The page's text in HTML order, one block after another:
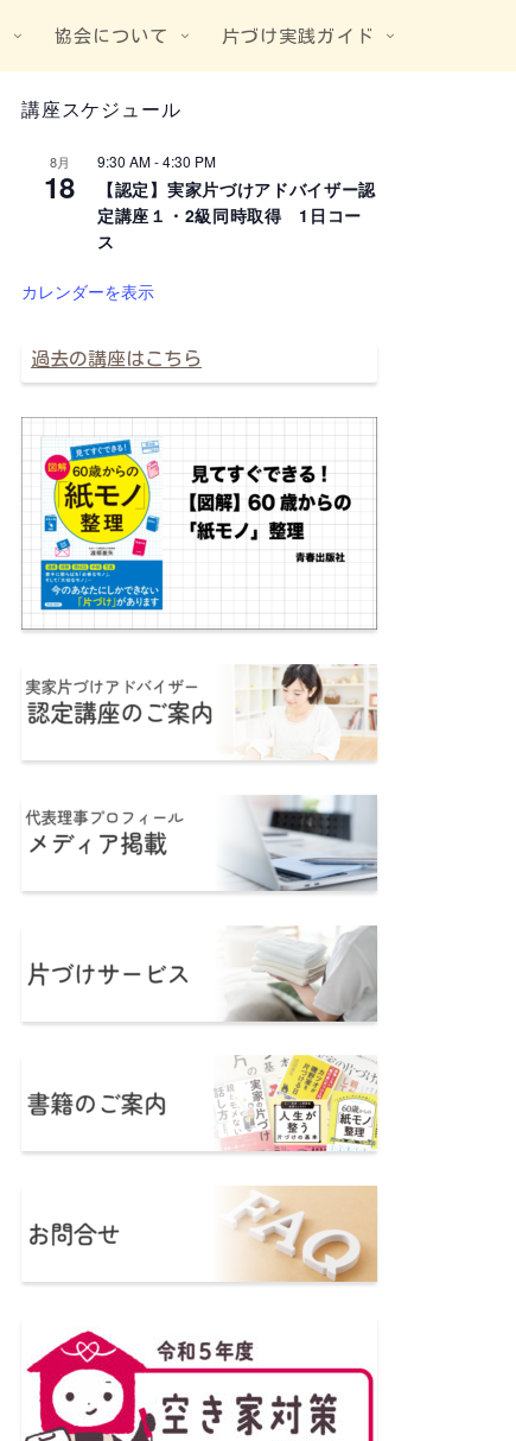
協会について 片づけ実践ガイド
講座スケジュール
8月
18
9:30 AM-4:30 PM
【認定】実家片づけアドバイザー認
定講座１・2級同時取得 1日コー
ス
カレンダーを表示
過去の講座はこちら